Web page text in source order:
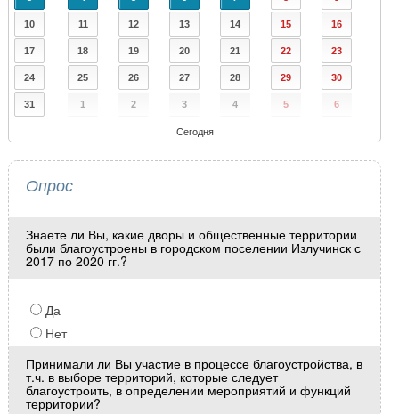
10 11 12 13 14 15 16
17 18 19 20 21 22 23
24 25 26 27 28 29 30
31 1 2 3 4 5 6
Сегодня
Опрос
Знаете ли Вы, какие дворы и общественные территории
были благоустроены в городском поселении Излучинск с
2017 по 2020 гг.?
Да
Нет
Принимали ли Вы участие в процессе благоустройства, в
т.ч. в выборе территорий, которые следует
благоустроить, в определении мероприятий и функций
территории?